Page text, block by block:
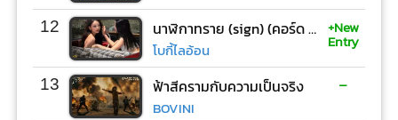
12 นาฬิกาทราย (sign) (คอร์ด ง่ายๆ)
โบกี้ไลอ้อน
+New
Entry
13 ฟ้าสีครามกับความเป็นจริง
BOVINI
-